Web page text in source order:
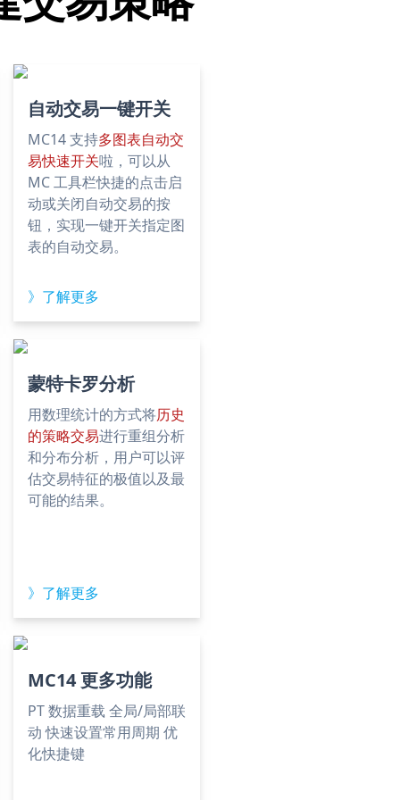
自动交易一键开关
MC14 支持多图表自动交
易快速开关啦，可以从
MC 工具栏快捷的点击启
动或关闭自动交易的按
钮，实现一键开关指定图
表的自动交易。
》了解更多
蒙特卡罗分析
用数理统计的方式将历史
的策略交易进行重组分析
和分布分析，用户可以评
估交易特征的极值以及最
可能的结果。
》了解更多
MC14 更多功能
PT 数据重载 全局/局部联
动 快速设置常用周期 优
化快捷键